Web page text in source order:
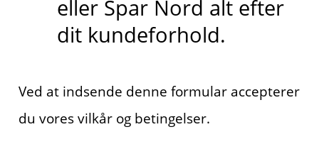
eller Spar Nord alt efter
dit kundeforhold.
Ved at indsende denne formular accepterer
du vores vilkår og betingelser.